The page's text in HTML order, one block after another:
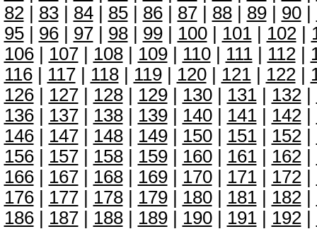
82| 83| 84| 85| 86| 87| 88| 89| 90|
95| 96| 97| 98| 99| 100| 101| 102|
106| 107| 108| 109| 110| 111| 112|
116| 117| 118| 119| 120| 121| 122|
126| 127| 128| 129| 130| 131| 132|
136| 137| 138| 139| 140| 141| 142|
146| 147| 148| 149| 150| 151| 152|
156| 157| 158| 159| 160| 161| 162|
166| 167| 168| 169| 170| 171| 172|
176| 177| 178| 179| 180| 181| 182|
186| 187| 188| 189| 190| 191| 192|